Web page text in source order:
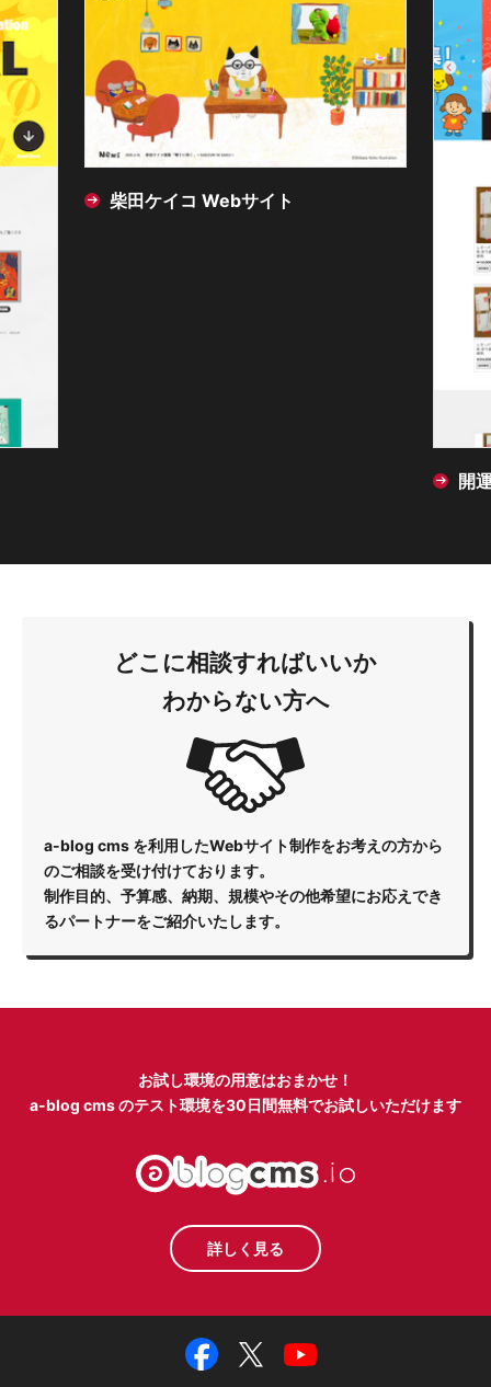
柴田ケイコ Webサイト
開
どこに相談すればいいか
わからない方へ
a-blog cms を利用したWebサイト制作をお考えの方から
のご相談を受け付けております。
制作目的、予算感、納期、規模やその他希望にお応えでき
るパートナーをご紹介いたします。
お試し環境の用意はおまかせ！
a-blog cms のテスト環境を30日間無料でお試しいただけます
詳しく見る